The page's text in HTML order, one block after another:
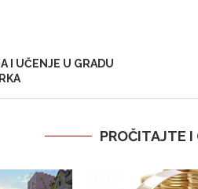
I UČENJE U GRADU
PROČITAJTE I